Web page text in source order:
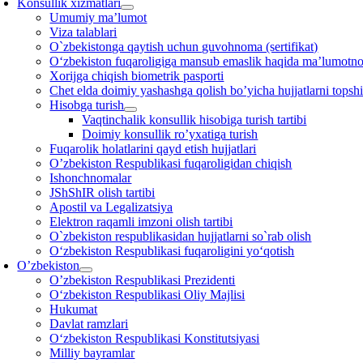
Konsullik xizmatlari
Umumiy ma’lumot
Viza talablari
O`zbekistonga qaytish uchun guvohnoma (sertifikat)
O‘zbekiston fuqaroligiga mansub emaslik haqida
Xorijga chiqish biometrik pasporti
Chet elda doimiy yashashga qolish bo’yicha hujjatlarni
Hisobga turish
Vaqtinchalik konsullik hisobiga turish tartibi
Doimiy konsullik ro’yxatiga turish
Fuqarolik holatlarini qayd etish hujjatlari
O’zbekiston Respublikasi fuqaroligidan chiqish
Ishonchnomalar
JShShIR olish tartibi
Apostil va Legalizatsiya
Elektron raqamli imzoni olish tartibi
O`zbekiston respublikasidan hujjatlarni so`rab olish
O‘zbekiston Respublikasi fuqaroligini yo‘qotish
O’zbekiston
O’zbekiston Respublikasi Prezidenti
O‘zbekiston Respublikasi Oliy Majlisi
Hukumat
Davlat ramzlari
O‘zbekiston Respublikasi Konstitutsiyasi
Milliy bayramlar